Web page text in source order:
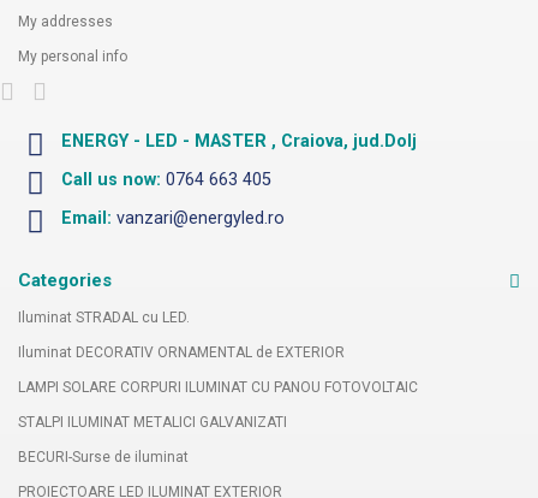
My addresses
My personal info
ENERGY - LED - MASTER , Craiova, jud.Dolj
Call us now: 0764 663 405
Email: vanzari@energyled.ro
Categories
Iluminat STRADAL cu LED.
Iluminat DECORATIV ORNAMENTAL de EXTERIOR
LAMPI SOLARE CORPURI ILUMINAT CU PANOU FOTOVOLTAIC
STALPI ILUMINAT METALICI GALVANIZATI
BECURI-Surse de iluminat
PROIECTOARE LED ILUMINAT EXTERIOR